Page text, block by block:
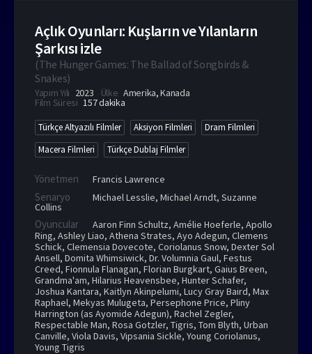
Açlık Oyunları: Kuşların ve Yılanların
Şarkısı izle
(The Hunger Games: The Ballad of Songbirds &
Snakes)
Yapım Yılı 2023 Ülke Amerika,Kanada
Film Süresi 157 dakika
Türkçe Altyazılı Filmler Aksiyon Filmleri
Dram Filmleri
Macera Filmleri
Türkçe Dublaj Filmler
Yönetmen Francis Lawrence
Senaryo Michael Lesslie, Michael Arndt, Suzanne
Collins
Oyuncular Aaron Finn Schultz, Amélie Hoeferle, Apollo
Ring, Ashley Liao, Athena Strates, Ayo Adegun, Clemens
Schick, Clemensia Dovecote, Coriolanus Snow, Dexter Sol
Ansell, Domita Whimsiwick, Dr. Volumnia Gaul, Festus
Creed, Fionnula Flanagan, Florian Burgkart, Gaius Breen,
Grandma'am, Hilarius Heavensbee, Hunter Schafer,
Joshua Kantara, Kaitlyn Akinpelumi, Lucy Gray Baird, Max
Raphael, Mekyas Mulugeta, Persephone Price, Pliny
Harrington (as Ayomide Adegun), Rachel Zegler,
Respectable Man, Rosa Gotzler, Tigris, Tom Blyth, Urban
Canville, Viola Davis, Vipsania Sickle, Young Coriolanus,
Young Tigris